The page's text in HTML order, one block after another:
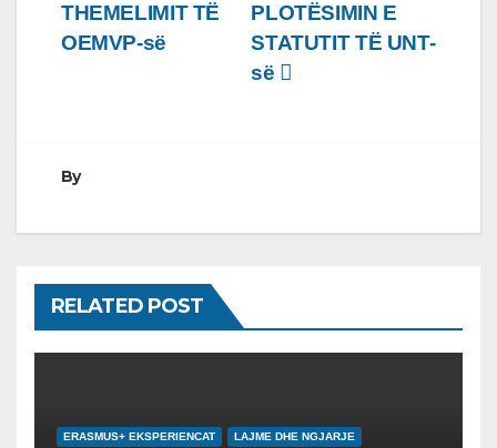
PLOTËSIMIN E
STATUTIT TË UNT-
së
THEMELIMIT TË
OEMVP-së
By
RELATED POST
ERASMUS+ EKSPERIENCAT LAJME DHE NGJARJE